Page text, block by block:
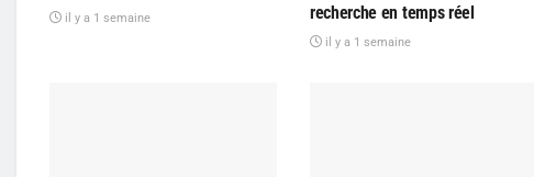
il y a 1 semaine
recherche en temps réel
il y a 1 semaine